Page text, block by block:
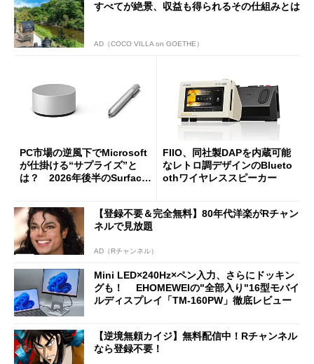
すべてが絶景、収益も得られるその仕組みとは
AD（COCO VILLA on GOETHE）
PC市場の逆風下でMicrosoft
が仕掛ける“サプライズ”と
は？ 2026年後半のSurface
FIIO、同社製DAPを内蔵可能
なレトロ調デザインのBlueto
othワイヤレススピーカー
【登録不要＆完全無料】80年代洋楽がRチャン
ネルで見放題
AD（Rチャンネル）
Mini LED×240Hz×ペン入力、さらにドッキン
グも！ EHOMEWEIの"全部入り"16型モバイ
ルディスプレイ「TM-160PW」徹底レビュー
【逆境無頼カイジ】無料配信中！Rチャンネル
なら登録不要！